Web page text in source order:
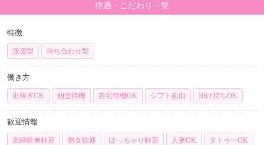
待遇・こだわり一覧
特徴
派遣型 待ち合わせ型
働き方
出稼ぎOK 個室待機 自宅待機OK シフト自由 掛け持ちOK
歓迎情報
未経験者歓迎 熟女歓迎 ぽっちゃり歓迎 人妻OK タトゥーOK